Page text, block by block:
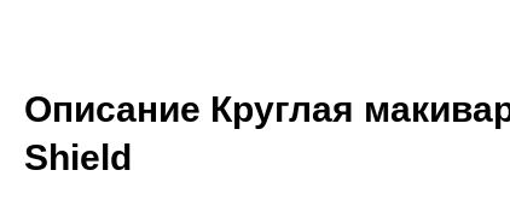
Описание Круглая
Shield